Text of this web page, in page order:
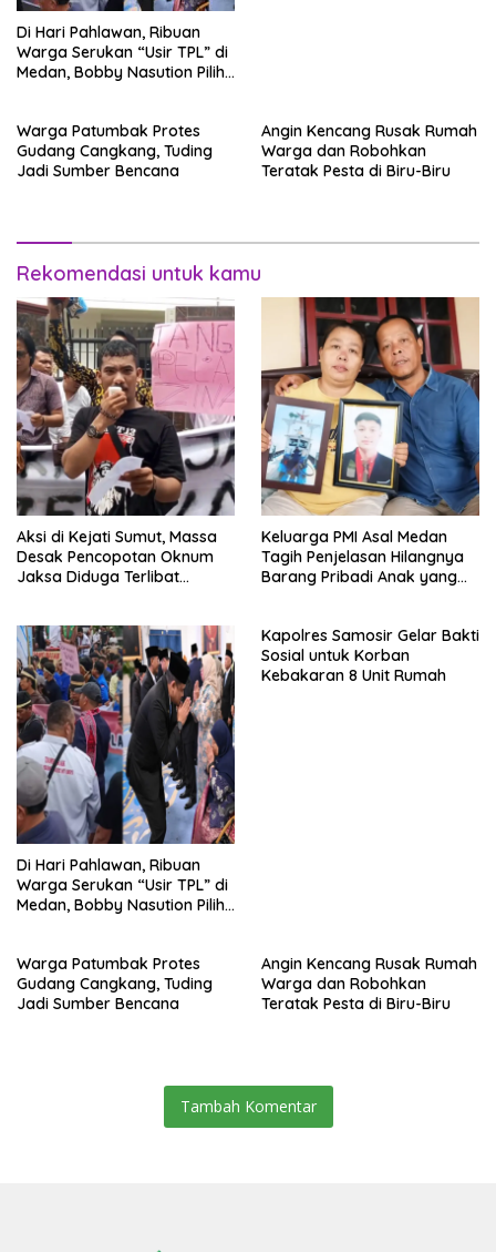
Di Hari Pahlawan, Ribuan
Warga Serukan “Usir TPL” di
Medan, Bobby Nasution Pilih
Warga Patumbak Protes
Gudang Cangkang, Tuding
Jadi Sumber Bencana
Angin Kencang Rusak Rumah
Warga dan Robohkan
Teratak Pesta di Biru-Biru
Rekomendasi untuk kamu
Aksi di Kejati Sumut, Massa
Desak Pencopotan Oknum
Jaksa Diduga Terlibat
Keluarga PMI Asal Medan
Tagih Penjelasan Hilangnya
Barang Pribadi Anak yang
Di Hari Pahlawan, Ribuan
Warga Serukan “Usir TPL” di
Medan, Bobby Nasution Pilih
Kapolres Samosir Gelar Bakti
Sosial untuk Korban
Kebakaran 8 Unit Rumah
Warga Patumbak Protes
Gudang Cangkang, Tuding
Jadi Sumber Bencana
Angin Kencang Rusak Rumah
Warga dan Robohkan
Teratak Pesta di Biru-Biru
Tambah Komentar